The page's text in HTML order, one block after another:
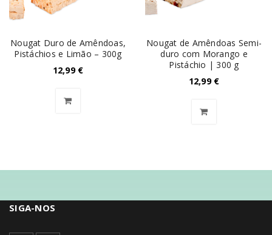
Nougat Duro de Amêndoas,
Pistáchios e Limão – 300g
12,99 €
Nougat de Amêndoas Semi-
duro com Morango e
Pistáchio | 300 g
12,99 €
SIGA-NOS